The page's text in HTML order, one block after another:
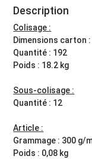
Description
Colisage :
Dimensions carton :
Quantité : 192
Poids : 18.2 kg
Sous-colisage :
Quantité : 12
Article :
Grammage : 300 g/
Poids : 0,08 kg